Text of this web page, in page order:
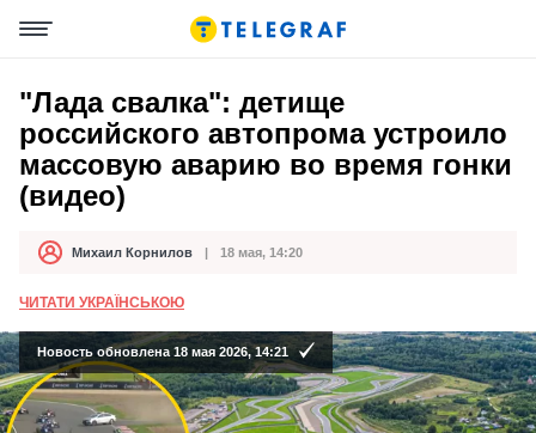
"Лада свалка": детище
российского автопрома устроило
массовую аварию во время гонки
(видео)
АвторМихаил Корнилов
Дата публикации 18 мая, 14:20
ЧИТАТИ УКРАЇНСЬКОЮ
Новость обновлена 18 мая 2026, 14:21